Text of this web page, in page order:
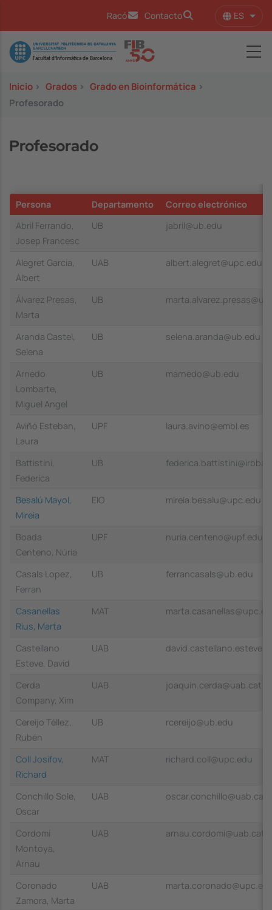
Racó Contacto ES
Image
Inicio > Grados > Grado en Bioinformática >
Profesorado
Profesorado
Persona Departamento
Correo electrónico
Abril Ferrando,
Josep Francesc
UB jabril@ub.edu
Alegret Garcia,
Albert
UAB albert.alegret@upc.edu
Álvarez Presas,
Marta
UB
Aranda Castel,
Selena
UB selena.aranda@ub.edu
Arnedo
Lombarte,
Miguel Angel
UB marnedo@ub.edu
Aviñó Esteban,
Laura
UPF laura.avino@embl.es
Battistini,
Federica
UB
Besalú Mayol,
Mireia
EIO mireia.besalu@upc.edu
Boada
Centeno, Núria
UPF nuria.centeno@upf.edu
Casals Lopez,
Ferran
UB ferrancasals@ub.edu
Casanellas
Rius, Marta
MAT
Castellano
Esteve, David
UAB
Cerda
Company, Xim
UAB joaquin.cerda@uab.cat
Cereijo Téllez,
Rubén
UB rcereijo@ub.edu
Coll Josifov,
Richard
MAT richard.coll@upc.edu
Conchillo Sole,
Oscar
UAB oscar.conchillo@uab.cat
Cordomí
Montoya,
Arnau
UAB arnau.cordomi@uab.cat
Coronado
Zamora, Marta
UAB